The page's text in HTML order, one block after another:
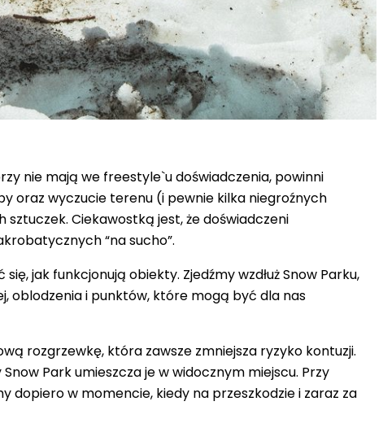
nie mają we freestyle`u doświadczenia, powinni
oraz wyczucie terenu (i pewnie kilka niegroźnych
Ciekawostką jest, że doświadczeni
“na sucho”.
jak funkcjonują obiekty. Zjedźmy wzdłuż Snow Parku,
oblodzenia i punktów, które mogą być dla nas
rozgrzewkę, która zawsze zmniejsza ryzyko kontuzji.
Park umieszcza je w widocznym miejscu. Przy
w momencie, kiedy na przeszkodzie i zaraz za